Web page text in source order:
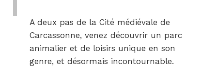
A deux pas de la Cité médiévale de
Carcassonne, venez découvrir un parc
animalier et de loisirs unique en son
genre, et désormais incontournable.